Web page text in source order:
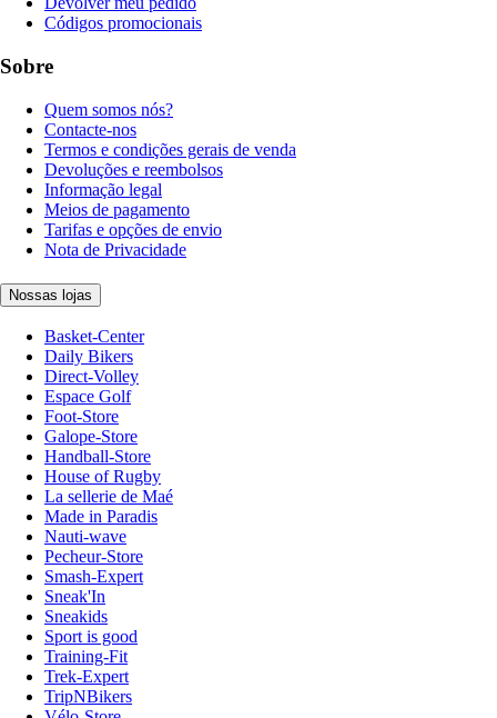
Códigos promocionais
Sobre
Quem somos nós?
Contacte-nos
Termos e condições gerais de venda
Devoluções e reembolsos
Informação legal
Meios de pagamento
Tarifas e opções de envio
Nota de Privacidade
Nossas lojas
Basket-Center
Daily Bikers
Direct-Volley
Espace Golf
Foot-Store
Galope-Store
Handball-Store
House of Rugby
La sellerie de Maé
Made in Paradis
Nauti-wave
Pecheur-Store
Smash-Expert
Sneak'In
Sneakids
Sport is good
Training-Fit
Trek-Expert
TripNBikers